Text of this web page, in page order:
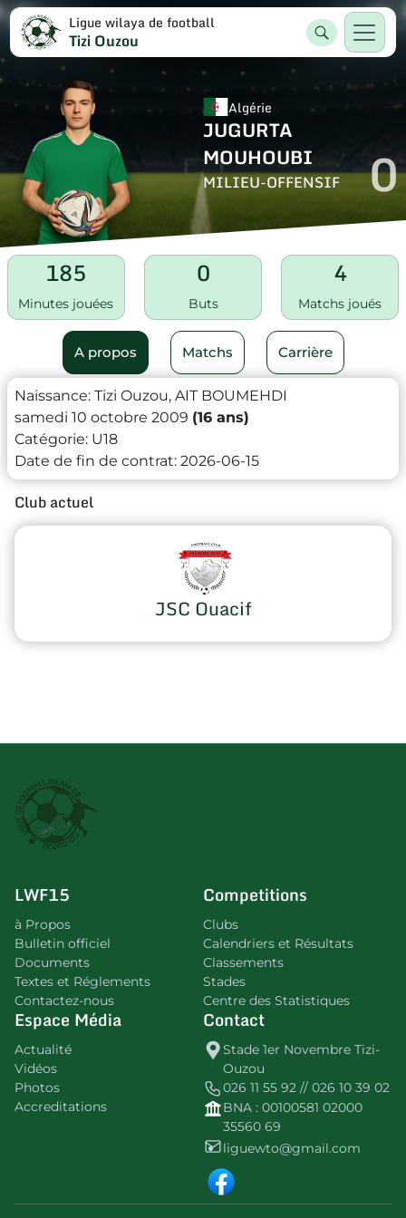
Ligue wilaya de football
Tizi Ouzou
Algérie
JUGURTA
MOUHOUBI
MILIEU-OFFENSIF 0
185
Minutes jouées
0
Buts
4
Matchs joués
A propos Matchs Carrière
Naissance: Tizi Ouzou, AIT BOUMEHDI
samedi 10 octobre 2009 (16 ans)
Catégorie: U18
Date de fin de contrat: 2026-06-15
Club actuel
JSC Ouacif
LWF15
à Propos
Bulletin officiel
Documents
Textes et Réglements
Contactez-nous
Competitions
Clubs
Calendriers et Résultats
Classements
Stades
Centre des Statistiques
Espace Média
Actualité
Vidéos
Photos
Accreditations
Contact
Stade 1er Novembre Tizi-
Ouzou
026 11 55 92 // 026 10 39 02
BNA : 00100581 02000
35560 69
liguewto@gmail.com